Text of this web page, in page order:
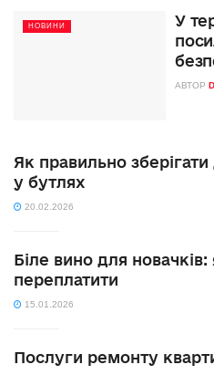
НОВИНИ
У
АВТОР
Як правильно
у бутлях
20.02.2026
Біле вино для
переплатити
15.01.2026
Послуги ремонту